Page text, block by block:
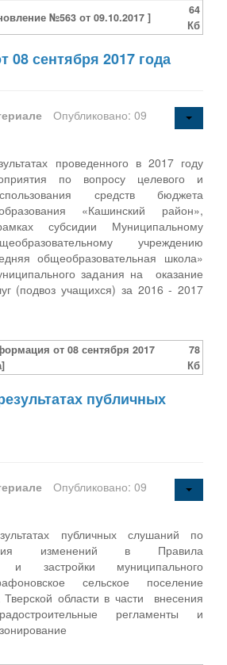
№563 от 09.10.2017 ]
64
Кб
сентября 2017 года
Опубликовано: 09
проведенного в 2017 году
по вопросу целевого и
средств бюджета
«Кашинский район»,
субсидии Муниципальному
учреждению
общеобразовательная школа»
задания на оказание
(подвоз учащихся) за 2016 - 2017
от 08 сентября 2017
78
Кб
публичных
Опубликовано: 09
публичных слушаний по
изменений в Правила
и застройки муниципального
сельское поселение
области в части внесения
регламенты и